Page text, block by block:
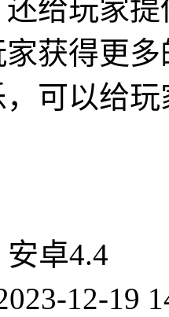
给玩家
获得更
可以给
卓4.4
12-19